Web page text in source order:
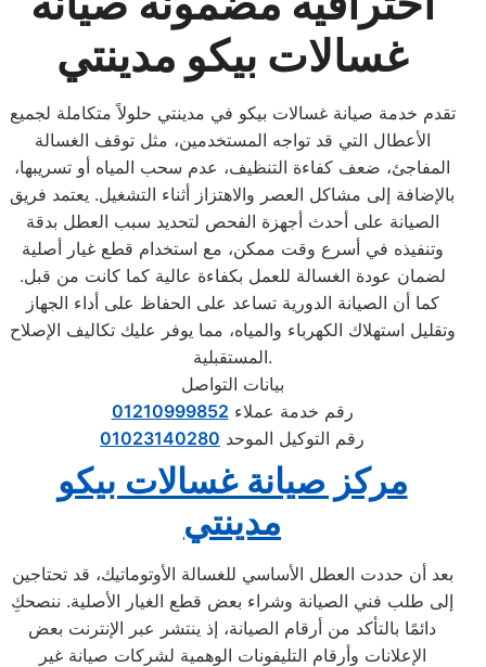
غسالات بيكو مدينتي
تقدم خدمة صيانة غسالات بيكو في مدينتي حلولاً متكاملة لجميع
الأعطال التي قد تواجه المستخدمين، مثل توقف الغسالة
المفاجئ، ضعف كفاءة التنظيف، عدم سحب المياه أو تسريبها،
بالإضافة إلى مشاكل العصر والاهتزاز أثناء التشغيل. يعتمد فريق
الصيانة على أحدث أجهزة الفحص لتحديد سبب العطل بدقة
وتنفيذه في أسرع وقت ممكن، مع استخدام قطع غيار أصلية
لضمان عودة الغسالة للعمل بكفاءة عالية كما كانت من قبل.
كما أن الصيانة الدورية تساعد على الحفاظ على أداء الجهاز
وتقليل استهلاك الكهرباء والمياه، مما يوفر عليك تكاليف الإصلاح
المستقبلية.
بيانات التواصل
رقم خدمة عملاء 01210999852
رقم التوكيل الموحد 01023140280
مركز صيانة غسالات بيكو
مدينتي
بعد أن حددت العطل الأساسي للغسالة الأوتوماتيك، قد تحتاجين
إلى طلب فني الصيانة وشراء بعض قطع الغيار الأصلية. ننصحكِ
دائمًا بالتأكد من أرقام الصيانة، إذ ينتشر عبر الإنترنت بعض
الإعلانات وأرقام التليفونات الوهمية لشركات صيانة غير